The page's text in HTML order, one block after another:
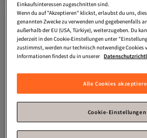
Einkaufsinteressen zugeschnitten sind.
Wenn du auf "Akzeptieren" klickst, erlaubst du uns,
genannten Zwecke zu verwenden und gegebenenfalls
außerhalb der EU (USA, Türkiye), weiterzugeben. Du
jederzeit in den Cookie-Einstellungen unter
zustimmst, werden nur technisch notwendige Cookies
Informationen findest du in unserer
Alle Cookies
Cookie-Einstellungen